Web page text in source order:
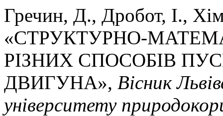
Гречин, Д., Дробот, І.,
«СТРУКТУРНО-
РІЗНИХ СПОСОБІВ
ДВИГУНА», Вісник
університету